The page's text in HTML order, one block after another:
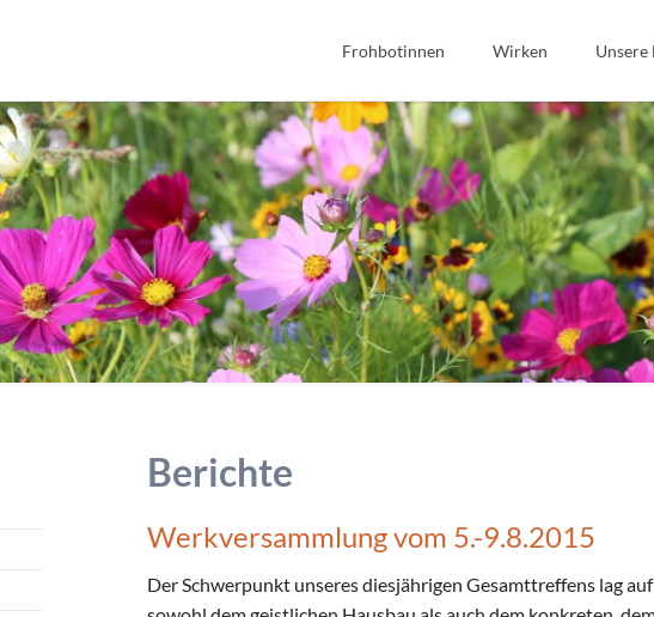
Frohbotinnen
Spiritualität
Geschichte
Wir Frohbotinnen
Frohbotin werden
Wirken
Bibel
Bildung
Fonds Sauerteig
Soziales
Gastfreundschaft
Interkulturell/
Unsere
Berichte
Werkversammlung vom 5.-9.8.2015
Der Schwerpunkt unseres diesjährigen Gesamttreffens lag